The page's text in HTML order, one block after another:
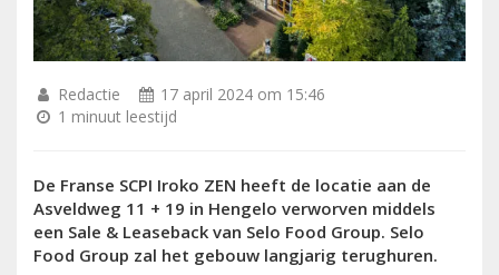
Redactie
17 april 2024 om 15:46
1 minuut leestijd
De Franse SCPI Iroko ZEN heeft de locatie aan de
Asveldweg 11 + 19 in Hengelo verworven middels
een Sale & Leaseback van Selo Food Group. Selo
Food Group zal het gebouw langjarig terughuren.